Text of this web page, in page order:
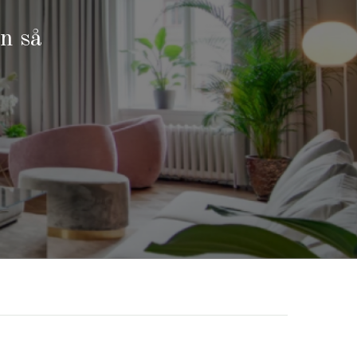
om
Detta
på dem
dagar
såsom
din
så